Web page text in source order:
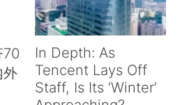
70
外
In Depth: As
Tencent Lays Off
Staff, Is Its ‘Winter’